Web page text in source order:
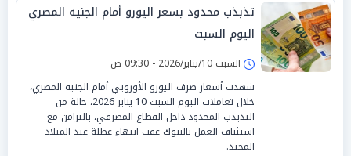
تذبذب محدود بسعر اليورو أمام الجنيه المصري
اليوم السبت
السبت 10/يناير/2026 - 09:30 ص
شهدت أسعار صرف اليورو الأوروبي أمام الجنيه المصري،
خلال تعاملات اليوم السبت 10 يناير 2026، حالة من
التذبذب المحدود داخل القطاع المصرفي، بالتزامن مع
استئناف العمل بالبنوك عقب انتهاء عطلة عيد الميلاد
المجيد.